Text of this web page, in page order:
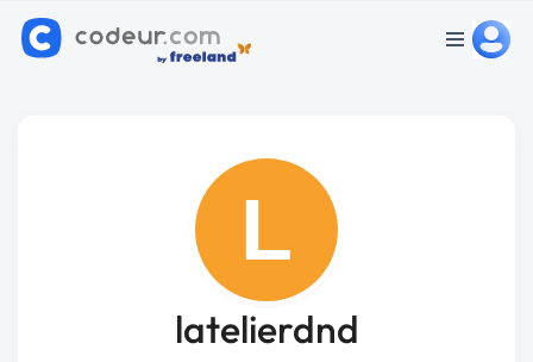
L
latelierdnd